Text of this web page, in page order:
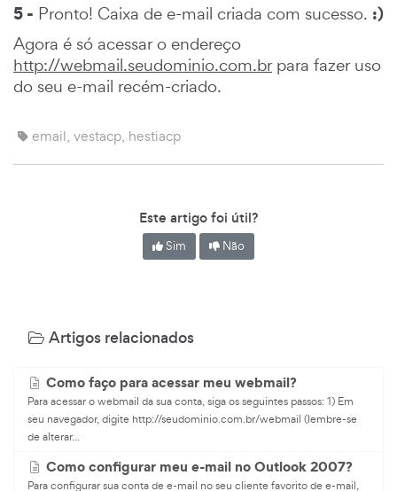
5 - Pronto! Caixa de e-mail criada com sucesso. :)
Agora é só acessar o endereço
http://webmail.seudominio.com.brpara fazer uso
do seu e-mail recém-criado.
email, vestacp, hestiacp
Este artigo foi útil?
Sim Não
Artigos relacionados
Como faço para acessar meu webmail?
Para acessar o webmail da sua conta, siga os seguintes passos: 1) Em
seu navegador, digite http://seudominio.com.br/webmail (lembre-se
de alterar...
Como configurar meu e-mail no Outlook 2007?
Para configurar sua conta de e-mail no seu cliente favorito de e-mail,